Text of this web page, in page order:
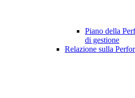
Piano della
di gestione
Relazione sulla